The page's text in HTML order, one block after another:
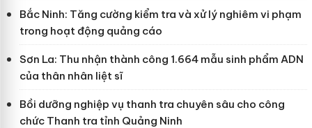
Bắc Ninh: Tăng cường kiểm tra và xử lý nghiêm vi phạm
trong hoạt động quảng cáo
Sơn La: Thu nhận thành công 1.664 mẫu sinh phẩm ADN
của thân nhân liệt sĩ
Bồi dưỡng nghiệp vụ thanh tra chuyên sâu cho công
chức Thanh tra tỉnh Quảng Ninh